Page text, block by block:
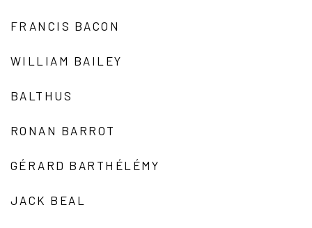
FRANCIS BACON
WILLIAM BAILEY
BALTHUS
RONAN BARROT
GÉRARD BARTHÉLÉMY
JACK BEAL